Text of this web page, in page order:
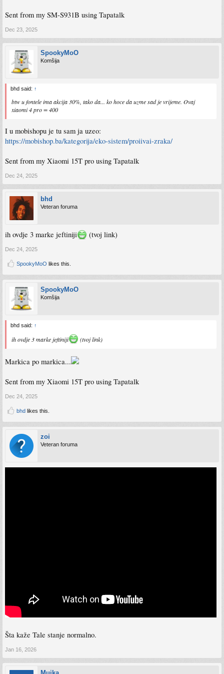
Sent from my SM-S931B using Tapatalk
Dec 23, 2025
SpookyMoO
Komšija
bhd said: ↑
btw u fontele ima akcija 30%, tako da... ko hoce da uzme sad je vrijeme. Ovaj
xiaomi 4 pro = 400
I u mobishopu je tu sam ja uzeo:
https://mobishop.ba/kategorija/eko-sistem/proiivai-zraka/
Sent from my Xiaomi 15T pro using Tapatalk
Dec 24, 2025
bhd
Veteran foruma
ih ovdje 3 marke jeftiniji (tvoj link)
Dec 24, 2025
SpookyMoO likes this.
SpookyMoO
Komšija
bhd said: ↑
ih ovdje 3 marke jeftiniji (tvoj link)
Markica po markica...
Sent from my Xiaomi 15T pro using Tapatalk
Dec 24, 2025
bhd likes this.
zoi
Veteran foruma
Šta kaže Tale stanje normalno.
Jan 16, 2026